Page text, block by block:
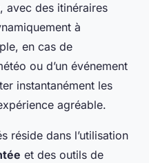
, avec des itinéraires
à
en cas de
ou d’un événement
instantanément les
agréable.
réside dans l’utilisation
et des outils de